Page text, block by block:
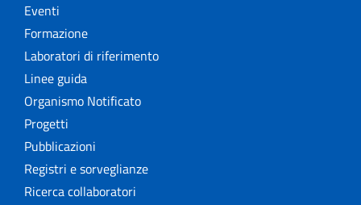
Eventi
Formazione
Laboratori di riferimento
Linee guida
Organismo Notificato
Progetti
Pubblicazioni
Registri e sorveglianze
Ricerca collaboratori